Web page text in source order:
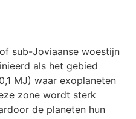
sub-Joviaanse woestijn
als het gebied
MJ) waar exoplaneten
zone wordt sterk
de planeten hun